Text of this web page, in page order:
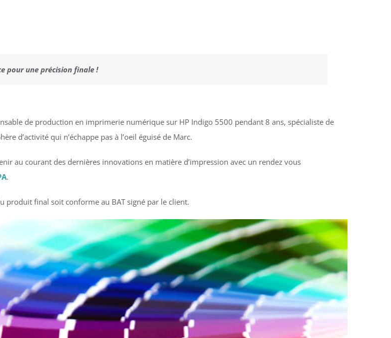
pour une précision finale !
de production en imprimerie numérique sur HP Indigo 5500 pendant 8 ans, spécialiste de
d’activité qui n’échappe pas à l’oeil éguisé de Marc.
au courant des dernières innovations en matière d’impression avec un rendez vous
.
produit final soit conforme au BAT signé par le client.